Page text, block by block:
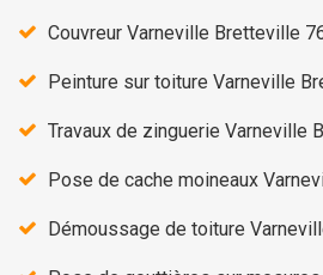
Couvreur Varneville Bretteville
Peinture sur toiture Varneville
Travaux de zinguerie Varneville
Pose de cache moineaux
Démoussage de toiture